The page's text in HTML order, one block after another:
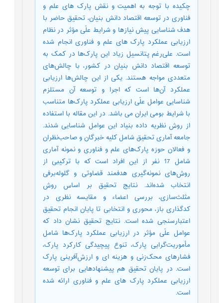
چکیده با توجه به اهمیت و نقش پارک های علم و
فناوری در توسعه اقتصاد دانش بنیان، تحقیق حاضر با
هدف شناسایی پیش نیازها و شرایط علّی مؤثر در نظام
ارزیابی عملکرد پارک های علم و فناوری انجام شده
است. علی‌رغم پتانسیل زیاد این پارک‌ها در کمک به
توسعه اقتصاد دانش بنیان در کشور، با چالش‌های
متعددی مواجه هستند. یکی از این چالش‌ها ارزیابی
عملکرد آن‌ها است که اجرا و توسعه آن مستلزم
شناسایی عوامل علّی ارزیابی عملکرد پارک‌ها متناسب
با شرایط بومی ایران می باشد. در این مقاله با استفاده
از روش نظریه داده بنیاد این عوامل شناسایی شدند.
جامعه آماری تحقیق شامل کلیه خبرگان و صاحب‌نظران
و فعالان حوزه پارک‌های علم و فناوری و نمونه آماری
شامل 17 نفر از این افراد است که با ترکیبی از
روش‌های نمونه‌گیری هدفمند قضاوتی و گلوله‌برفی
انتخاب شده‌اند. نتایج تحقیق بر اساس روش
مثلث‌سازی، بررسی اعضاء و مقایسه نظری در
کدگذاری باز، محوری و انتخابی تا پایان انجام تحقیق
اعتبارسنجی شده است. نتایج تحقیق نشان داد که
عوامل علّی مؤثر در ارزیابی عملکرد پارک‌ها شامل
مأموریت‌گرایی پارک، تنوع پیچیدگی کارکرد پارک،
فشارهای محک‌زنی و هزینه ای و ارزش‌آفرینی پارک
است. در پایان تحقیق هم پیشنهادهایی برای توسعه
ارزیابی عملکرد پارک های علم و فناوری ارائه شده
است.